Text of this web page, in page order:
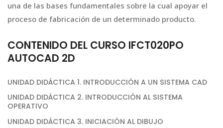
una de las bases fundamentales sobre la cual apoyar el
proceso de fabricación de un determinado producto.
CONTENIDO DEL CURSO IFCT020PO
AUTOCAD 2D
UNIDAD DIDÁCTICA 1. INTRODUCCIÓN A UN SISTEMA CAD
UNIDAD DIDÁCTICA 2. INTRODUCCIÓN AL SISTEMA
OPERATIVO
UNIDAD DIDÁCTICA 3. INICIACIÓN AL DIBUJO